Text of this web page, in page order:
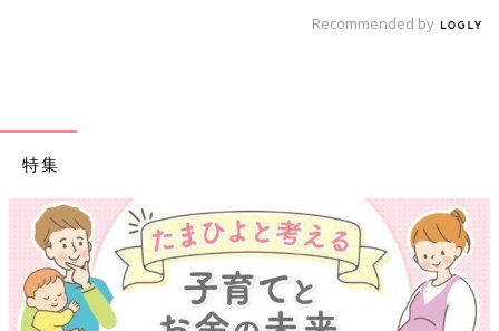
Recommended by
特集